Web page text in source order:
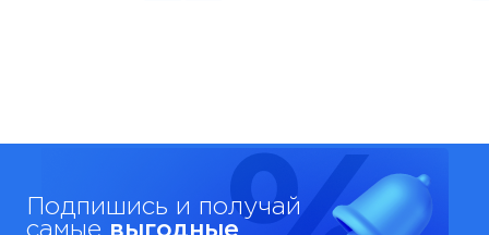
Подпишись и получай
самые выгодные